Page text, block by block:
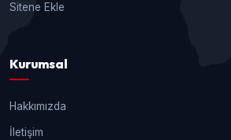
Sitene Ekle
Kurumsal
Hakkımızda
İletişim